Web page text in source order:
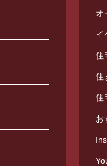
オ
イ
住
住
住
お